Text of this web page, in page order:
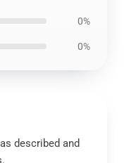
0%
0%
described and